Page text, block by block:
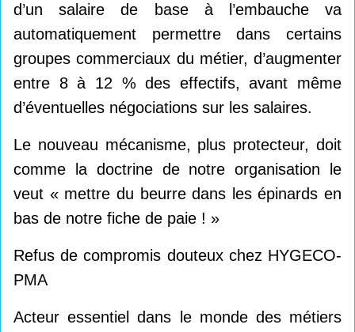
d’un salaire de base à l’embauche va
automatiquement permettre dans certains
groupes commerciaux du métier, d’augmenter
entre 8 à 12 % des effectifs, avant même
d’éventuelles négociations sur les salaires.
Le nouveau mécanisme, plus protecteur, doit
comme la doctrine de notre organisation le
veut « mettre du beurre dans les épinards en
bas de notre fiche de paie ! »
Refus de compromis douteux chez HYGECO-
PMA
Acteur essentiel dans le monde des métiers